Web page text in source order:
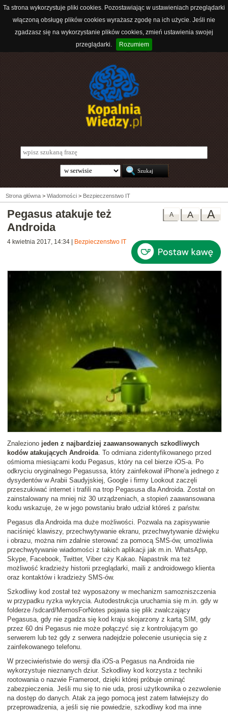
Ta strona wykorzystuje pliki cookies. Pozostawiając w ustawieniach przeglądarki
włączoną obsługę plików cookies wyrażasz zgodę na ich użycie. Jeśli nie
zgadzasz się na wykorzystanie plików cookies, zmień ustawienia swojej
przeglądarki.
Rozumiem
Strona główna > Wiadomości > Bezpieczenstwo IT
A
A
A
Pegasus atakuje też
Androida
4 kwietnia 2017, 14:34 Bezpieczenstwo IT
Znaleziono jeden z najbardziej zaawansowanych szkodliwych
kodów atakujących Androida. To odmiana zidentyfikowanego przed
ośmioma miesiącami kodu Pegasus, który na cel bierze iOS-a. Po
odkryciu oryginalnego Pegasussa, który zainfekował iPhone'a jednego z
dysydentów w Arabii Saudyjskiej, Google i firmy Lookout zaczęli
przeszukiwać internet i trafili na trop Pegasusa dla Androida. Został on
zainstalowany na mniej niż 30 urządzeniach, a stopień zaawansowana
kodu wskazuje, że w jego powstaniu brało udział któreś z państw.
Pegasus dla Androida ma duże możliwości. Pozwala na zapisywanie
naciśnięć klawiszy, przechwytywanie ekranu, przechwytywanie dźwięku
i obrazu, można nim zdalnie sterować za pomocą SMS-ów, umożliwia
przechwytywanie wiadomości z takich aplikacji jak m.in. WhatsApp,
Skype, Facebook, Twitter, Viber czy Kakao. Napastnik ma też
możliwość kradzieży historii przeglądarki, maili z androidowego klienta
oraz kontaktów i kradzieży SMS-ów.
Szkodliwy kod został też wyposażony w mechanizm samozniszczenia
w przypadku ryzka wykrycia. Autodestrukcja uruchamia się m.in. gdy w
folderze /sdcard/MemosForNotes pojawia się plik zwalczający
Pegasusa, gdy nie zgadza się kod kraju skojarzony z kartą SIM, gdy
przez 60 dni Pegasus nie może połączyć się z kontrolującym go
serwerem lub też gdy z serwera nadejdzie polecenie usunięcia się z
zainfekowanego telefonu.
W przeciwieństwie do wersji dla iOS-a Pegasus na Androida nie
wykorzystuje nieznanych dziur. Szkodliwy kod korzysta z techniki
rootowania o nazwie Frameroot, dzięki której próbuje ominąć
zabezpieczenia. Jeśli mu się to nie uda, prosi użytkownika o zezwolenie
na dostęp do danych. Atak za jego pomocą jest zatem łatwiejszy do
przeprowadzenia, a jeśli się nie powiedzie, szkodliwy kod ma inne